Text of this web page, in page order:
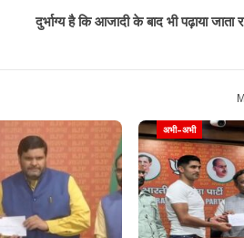
दुर्भाग्य है कि आजादी के बाद भी पढ़ाया जाता
अभी-अभी